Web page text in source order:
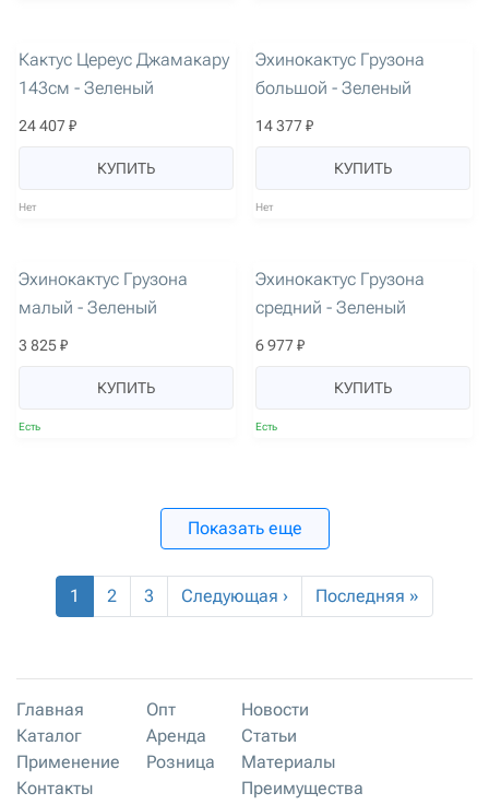
Кактус Цереус Джамакару
143см - Зеленый
24 407 ₽
КУПИТЬ
Нет
Эхинокактус Грузона
большой - Зеленый
14 377 ₽
КУПИТЬ
Нет
Эхинокактус Грузона
малый - Зеленый
3 825 ₽
КУПИТЬ
Есть
Эхинокактус Грузона
средний - Зеленый
6 977 ₽
КУПИТЬ
Есть
Показать еще
1 2 3 Следующая › Последняя »
Главная
Каталог
Применение
Контакты
Опт
Аренда
Розница
Новости
Статьи
Материалы
Преимущества